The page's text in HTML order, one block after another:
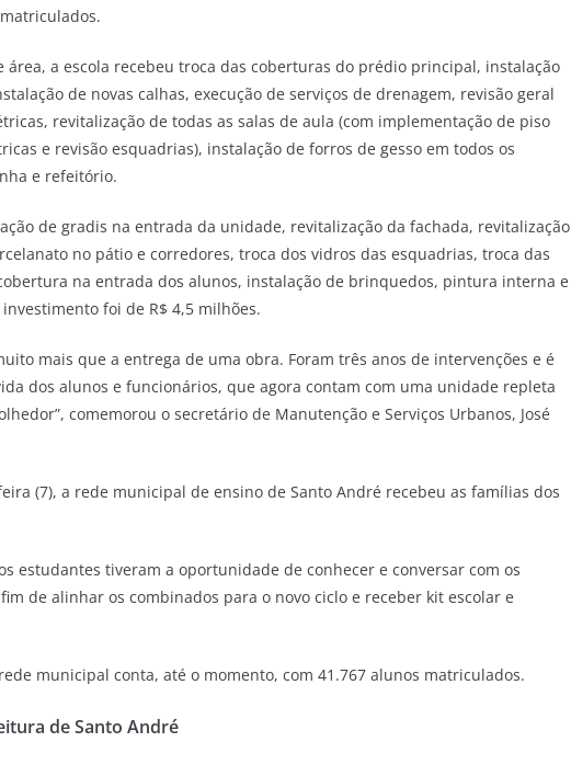
área, a escola recebeu troca das coberturas do prédio principal, instalação
de novas calhas, execução de serviços de drenagem, revisão geral
revitalização de todas as salas de aula (com implementação de piso
e revisão esquadrias), instalação de forros de gesso em todos os
e refeitório.
de gradis na entrada da unidade, revitalização da fachada, revitalização
no pátio e corredores, troca dos vidros das esquadrias, troca das
na entrada dos alunos, instalação de brinquedos, pintura interna e
foi de R$ 4,5 milhões.
mais que a entrega de uma obra. Foram três anos de intervenções e é
dos alunos e funcionários, que agora contam com uma unidade repleta
comemorou o secretário de Manutenção e Serviços Urbanos, José
(7), a rede municipal de ensino de Santo André recebeu as famílias dos
estudantes tiveram a oportunidade de conhecer e conversar com os
de alinhar os combinados para o novo ciclo e receber kit escolar e
municipal conta, até o momento, com 41.767 alunos matriculados.
de Santo André